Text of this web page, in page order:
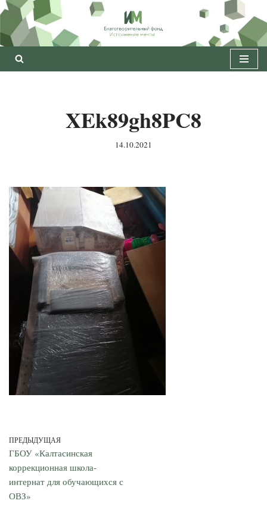
Перейти
к
содержимому
XEk89gh8PC8
14.10.2021
ПРЕДЫДУЩАЯ
ГБОУ «Калтасинская
коррекционная школа-
интернат для обучающихся с
ОВЗ»